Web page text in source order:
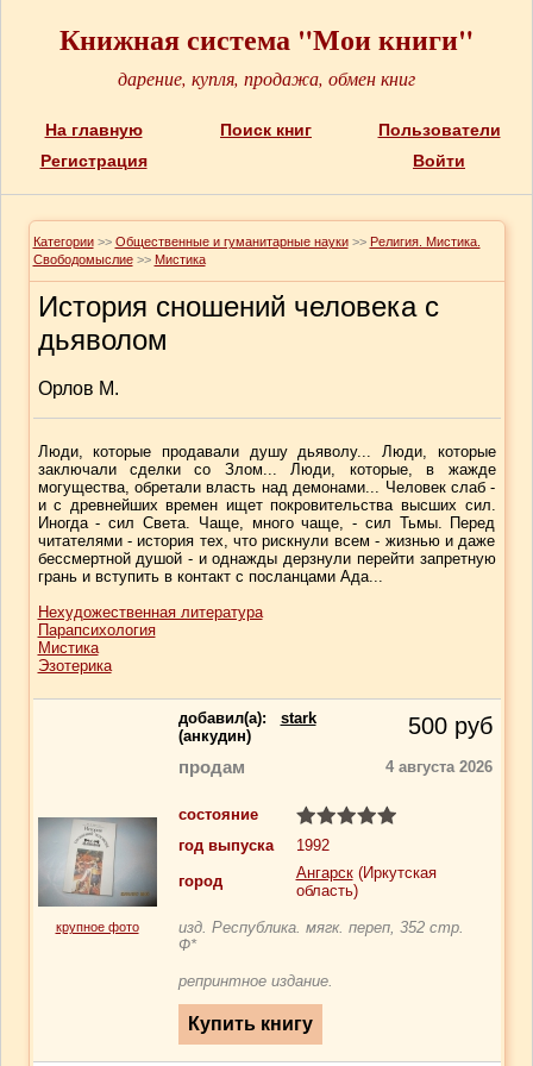
Книжная система "Мои книги"
дарение, купля, продажа, обмен книг
На главную Поиск книг
Пользователи
Регистрация
Войти
Категории >> Общественные и гуманитарные науки >> Религия. Мистика.
Свободомыслие >> Мистика
История сношений человека с
дьяволом
Орлов М.
Люди, которые продавали душу дьяволу... Люди, которые
заключали сделки со Злом... Люди, которые, в жажде
могущества, обретали власть над демонами... Человек слаб -
и с древнейших времен ищет покровительства высших сил.
Иногда - сил Света. Чаще, много чаще, - сил Тьмы. Перед
читателями - история тех, что рискнули всем - жизнью и даже
бессмертной душой - и однажды дерзнули перейти запретную
грань и вступить в контакт с посланцами Ада...
Нехудожественная литература
Парапсихология
Мистика
Эзотерика
крупное фото
добавил(a): stark
(анкудин)
500 руб
продам 4 августа 2026
состояние
год выпуска
1992
город
Ангарск(Иркутская
область)
изд. Республика. мягк. переп, 352 стр.
Ф*
репринтное издание.